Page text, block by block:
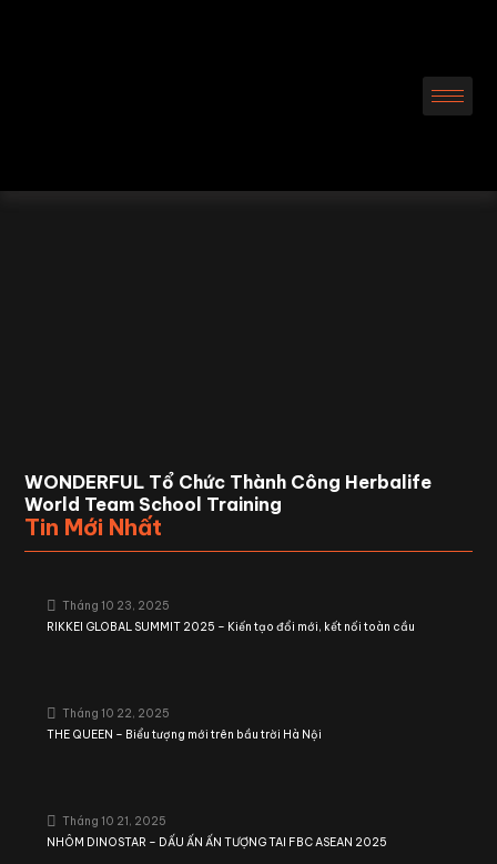
WONDERFUL Tổ Chức Thành Công Herbalife
World Team School Training
Tin Mới Nhất
Tháng 10 23, 2025
RIKKEI GLOBAL SUMMIT 2025 – Kiến tạo đổi mới, kết nối toàn cầu
Tháng 10 22, 2025
THE QUEEN – Biểu tượng mới trên bầu trời Hà Nội
Tháng 10 21, 2025
NHÔM DINOSTAR – DẤU ẤN ẤN TƯỢNG TAI FBC ASEAN 2025